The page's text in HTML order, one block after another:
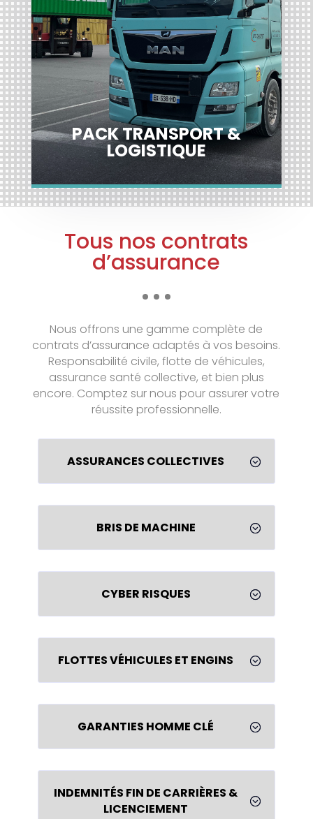
PACK TRANSPORT &
LOGISTIQUE
De nombreux
Professionnels du
Transport
et
Logisticiens
nous font
confiance depuis plusieurs années
car nous avons su leur proposer une
offre globale
Découvrir
Tous nos contrats
d’assurance
Nous offrons une gamme complète de
contrats d’assurance adaptés à vos besoins.
Responsabilité civile, flotte de véhicules,
assurance santé collective, et bien plus
encore. Comptez sur nous pour assurer votre
réussite professionnelle.
;
ASSURANCES COLLECTIVES
;
BRIS DE MACHINE
;
CYBER RISQUES
;
FLOTTES VÉHICULES ET ENGINS
;
GARANTIES HOMME CLÉ
;
INDEMNITÉS FIN DE CARRIÈRES &
LICENCIEMENT